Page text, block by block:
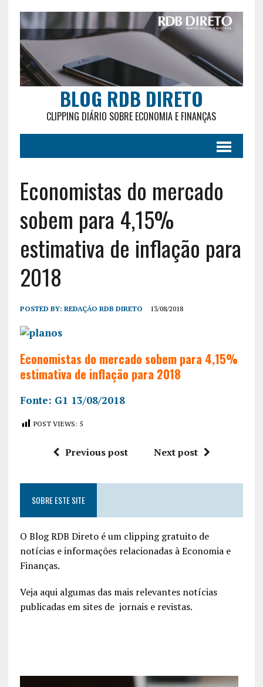
BLOG RDB DIRETO
CLIPPING DIÁRIO SOBRE ECONOMIA E FINANÇAS
Economistas do mercado
sobem para 4,15%
estimativa de inflação para
2018
POSTED BY: REDAÇÃO RDB DIRETO 13/08/2018
Economistas do mercado sobem para 4,15%
estimativa de inflação para 2018
Fonte: G1 13/08/2018
POST VIEWS: 5
Previous post Next post
SOBRE ESTE SITE
O Blog RDB Direto é um clipping gratuito de
notícias e informações relacionadas à Economia e
Finanças.
Veja aqui algumas das mais relevantes notícias
publicadas em sites de jornais e revistas.